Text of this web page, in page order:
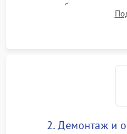
жалоб на
разбрызгивателей или
2. Демонтаж и